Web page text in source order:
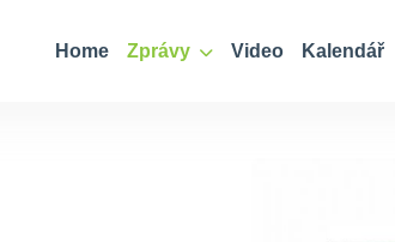
Home Zprávy Video Kalendář